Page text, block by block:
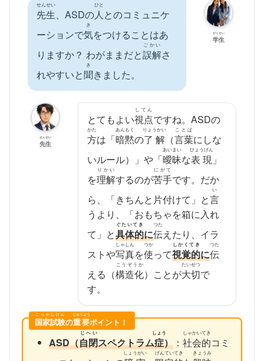
学生
がくせい
先生
せんせい
、ASDの人
ひと
とのコミュニケ
ーションで気
き
をつけることはあ
りますか？ わがままだと誤解
ごかい
さ
れやすいと聞
き
きました。
先生
せんせい
とてもよい視点
してん
ですね。ASDの
方
かた
は「暗黙
あんもく
の了解
りょうかい
（言葉
ことば
にしな
いルール）」や「曖昧
あいまい
な表現
ひょうげん
」
を理解
りかい
するのが苦手
にがて
です。だか
ら、「きちんと片付けて」と言
い
うより、「おもちゃを箱に入れ
て」と具体的
ぐたいてき
に伝
つた
えたり、イラ
ストや写真
しゃしん
を使
つか
って視覚的
しかくてき
に伝
つた
える（構造化
こうぞうか
）ことが大切
たいせつ
で
す。
国家試験
こっかしけん
の重要
じゅうよう
ポイント！
ASD（自閉
じへい
スペクトラム症
しょう
） ：社会的
しゃかいてき
コミ
しょうがい げんていてき きょうみ